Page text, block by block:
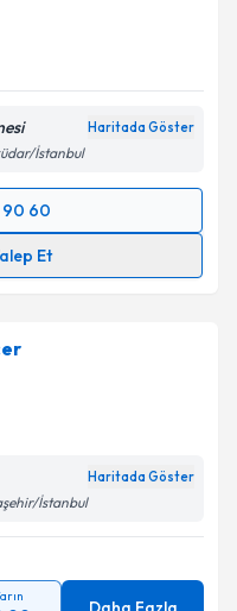
Haritada Göster
İstanbul
90 60
Et
ile bilgilendireceğiz.
ilişkinAydınlatma
verilerimin belirtilen
ediyorum.
Haritada Göster
İstanbul